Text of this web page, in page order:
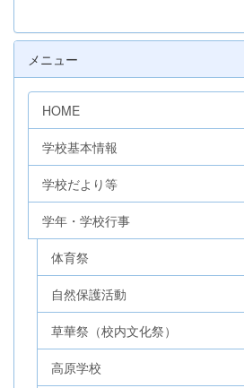
メニュー
HOME
学校基本情報
学校だより等
学年・学校行事
体育祭
自然保護活動
草華祭（校内文化祭）
高原学校